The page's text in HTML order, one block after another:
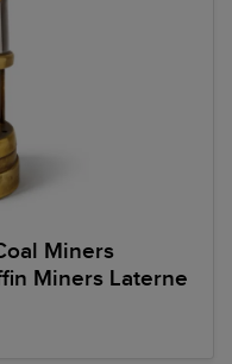
Miners
Miners Laterne